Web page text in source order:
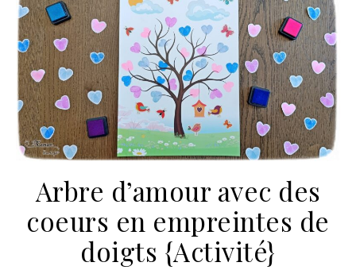
Arbre d’amour avec des
coeurs en empreintes de
doigts {Activité}